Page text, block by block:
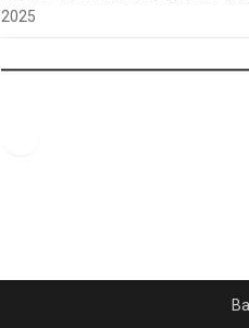
2025